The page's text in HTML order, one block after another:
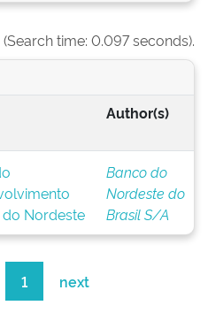
(Search time: 0.097 seconds).
Author(s)
Nordeste
Banco do
Nordeste do
Brasil S/A
1 next